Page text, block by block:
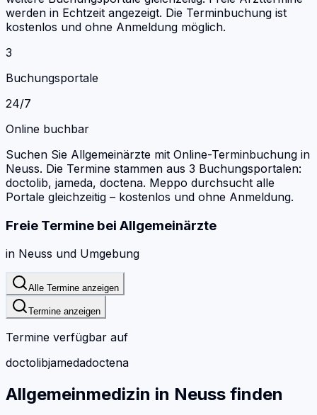
werden in Echtzeit angezeigt. Die Terminbuchung ist
kostenlos und ohne Anmeldung möglich.
3
Buchungsportale
24/7
Online buchbar
Suchen Sie Allgemeinärzte mit Online-Terminbuchung in
Neuss. Die Termine stammen aus 3 Buchungsportalen:
doctolib, jameda, doctena. Meppo durchsucht alle
Portale gleichzeitig – kostenlos und ohne Anmeldung.
Freie Termine bei Allgemeinärzte
in Neuss und Umgebung
Alle Termine anzeigen
Termine anzeigen
Termine verfügbar auf
doctolibjamedadoctena
Allgemeinmedizin in Neuss finden